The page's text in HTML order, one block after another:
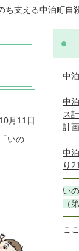
ち支える中泊町自
月11日
いの
中
中
ス
計画
中
り
い
（
こ